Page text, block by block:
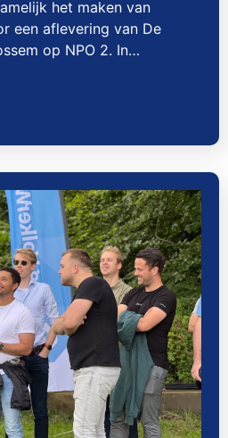
het maken van
een aflevering van De
op NPO 2. In…